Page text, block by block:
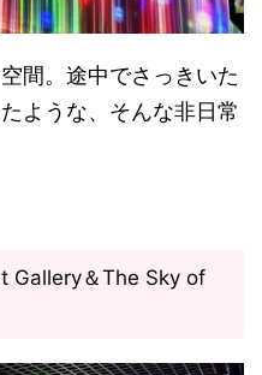
間。途中でさっきいた
ような、そんな非日常
Gallery＆The Sky of